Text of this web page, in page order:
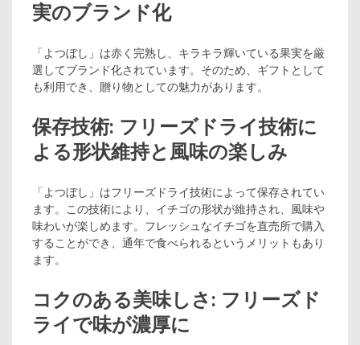
実のブランド化
「よつぼし」は赤く完熟し、キラキラ輝いている果実を厳
選してブランド化されています。そのため、ギフトとして
も利用でき、贈り物としての魅力があります。
保存技術: フリーズドライ技術に
よる形状維持と風味の楽しみ
「よつぼし」はフリーズドライ技術によって保存されてい
ます。この技術により、イチゴの形状が維持され、風味や
味わいが楽しめます。フレッシュなイチゴを直売所で購入
することができ、通年で食べられるというメリットもあり
ます。
コクのある美味しさ: フリーズド
ライで味が濃厚に